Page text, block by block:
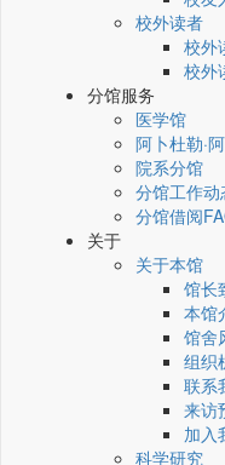
校外读者
校外
校外
分馆服务
医学馆
阿卜杜勒·
院系分馆
分馆工作动
分馆借阅
关于
关于本馆
馆长
本馆
馆舍
组织
联系
来访
加入
科学研究